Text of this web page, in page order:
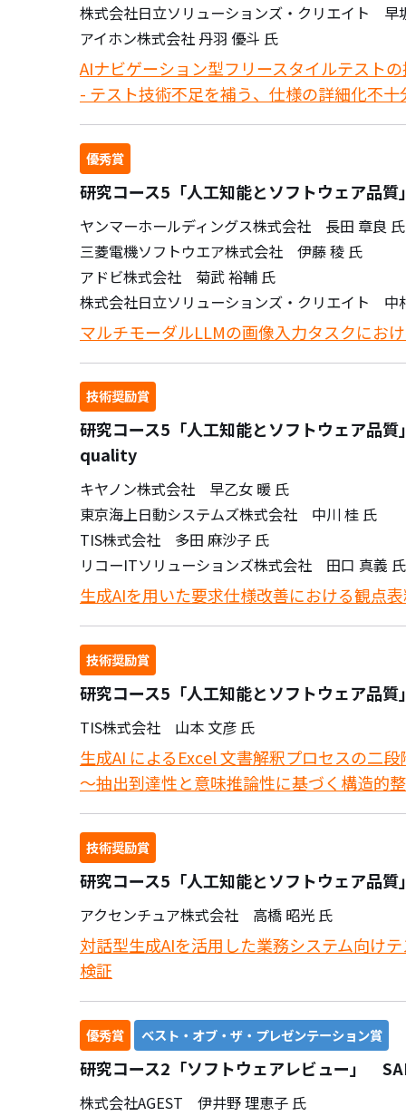
株式会社日立ソリューションズ・クリエイト 早
アイホン株式会社 丹羽 優斗 氏
AIナビゲーション型フリースタイルテスト
- テスト技術不足を補う、仕様の詳細化不
優秀賞
研究コース5「人工知能とソフトウェア品
ヤンマーホールディングス株式会社 長田 章良 氏
三菱電機ソフトウエア株式会社 伊藤 稜 氏
アドビ株式会社 菊武 裕輔 氏
株式会社日立ソリューションズ・クリエイト 中
マルチモーダルLLMの画像入力タスクにお
技術奨励賞
研究コース5「人工知能とソフトウェア
quality
キヤノン株式会社 早乙女 暖 氏
東京海上日動システムズ株式会社 中川 桂 氏
TIS株式会社 多田 麻沙子 氏
リコーITソリューションズ株式会社 田口 真義 氏
生成AIを用いた要求仕様改善における観点
技術奨励賞
研究コース5「人工知能とソフトウェア品
TIS株式会社 山本 文彦 氏
生成AI によるExcel 文書解釈プロセスの二
～抽出到達性と意味推論性に基づく構造的
技術奨励賞
研究コース5「人工知能とソフトウェア品
アクセンチュア株式会社 高橋 昭光 氏
対話型生成AIを活用した業務システム向け
検証
優秀賞 ベスト・オブ・ザ・プレゼンテーション賞
研究コース2「ソフトウェアレビュー」
株式会社AGEST 伊井野 理恵子 氏